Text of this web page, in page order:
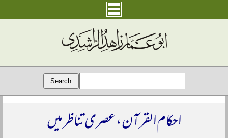
احکام القرآن، عصری تناظر میں